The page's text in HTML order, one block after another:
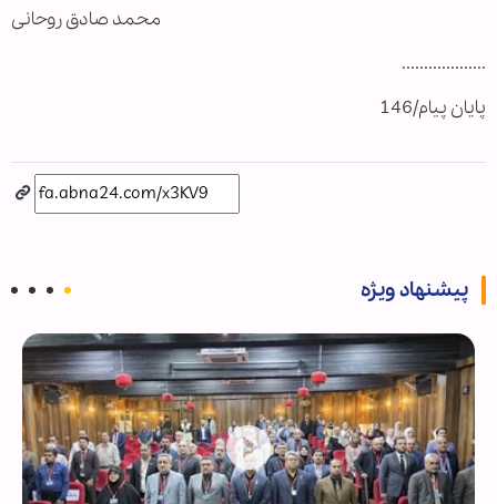
محمد صادق روحانی
...................
پایان پیام/146
پیشنهاد ویژه